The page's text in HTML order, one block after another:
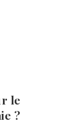
le
?